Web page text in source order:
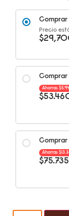
Comprar
Precio
$
Comprar
Ahorras $
$
Comprar
Ahorras $
$75.735